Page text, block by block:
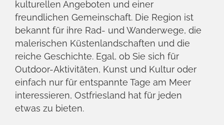
Größe und Preis. Unser engagiertes Team
steht Ihnen ebenfalls zur Verfügung, um alle
Ihre Fragen zu beantworten und Sie durch
den gesamten Mietprozess zu begleiten.
Welche Vorteile bietet UpStay
Ferienwohnungen
Langzeitmietern?